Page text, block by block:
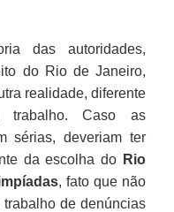
das autoridades,
do Rio de Janeiro,
realidade, diferente
Caso as
sérias, deveriam ter
da escolha doRio
, fato que não
de denúncias